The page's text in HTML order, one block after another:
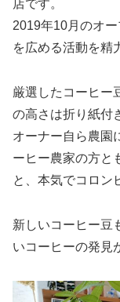
店です。
2019年10月のオ
を広める活動を精
厳選したコーヒー
の高さは折り紙付
オーナー自ら農園
ーヒー農家の方と
と、本気でコロン
新しいコーヒー豆
いコーヒーの発見